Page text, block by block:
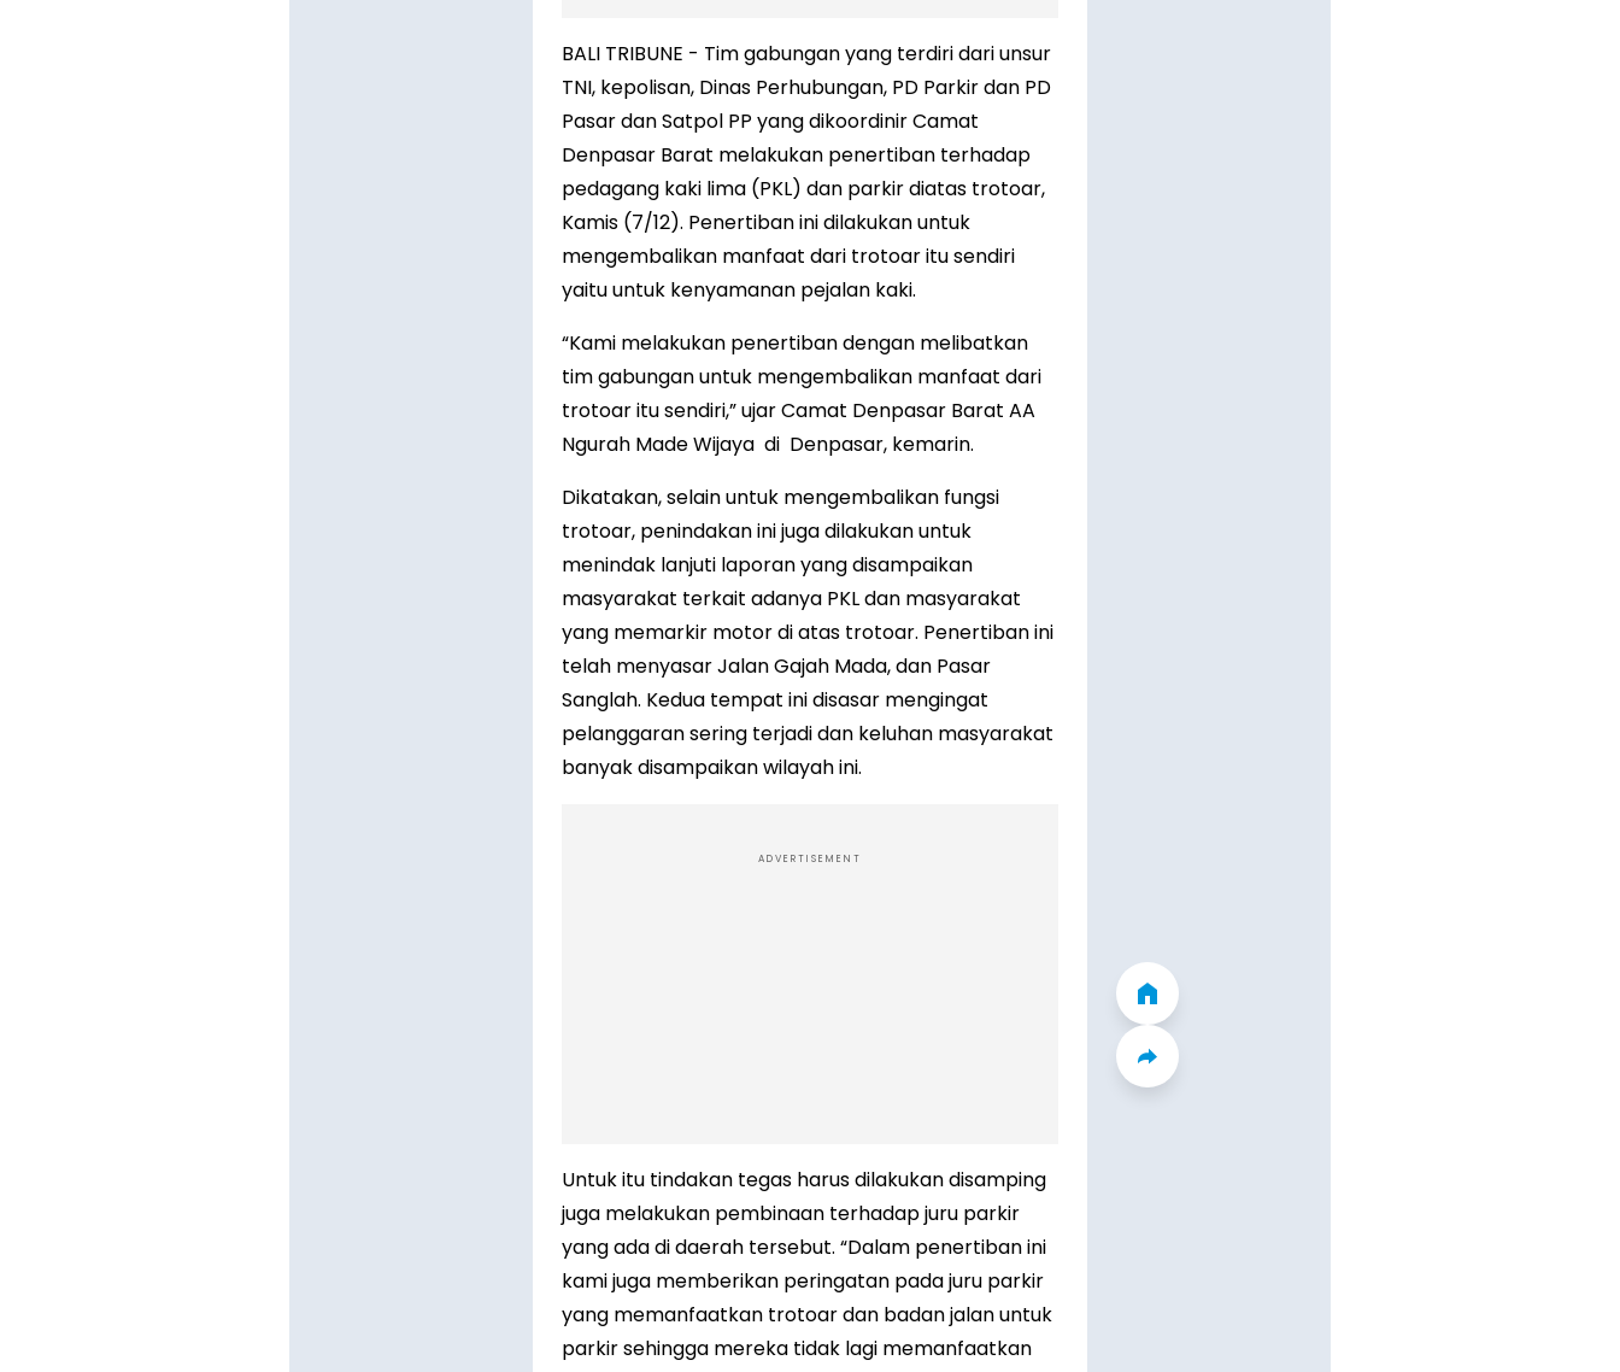
BALI TRIBUNE - Tim gabungan yang terdiri dari unsur
TNI, kepolisan, Dinas Perhubungan, PD Parkir dan PD
Pasar dan Satpol PP yang dikoordinir Camat
Denpasar Barat melakukan penertiban terhadap
pedagang kaki lima (PKL) dan parkir diatas trotoar,
Kamis (7/12). Penertiban ini dilakukan untuk
mengembalikan manfaat dari trotoar itu sendiri
yaitu untuk kenyamanan pejalan kaki.
“Kami melakukan penertiban dengan melibatkan
tim gabungan untuk mengembalikan manfaat dari
trotoar itu sendiri,” ujar Camat Denpasar Barat AA
Ngurah Made Wijaya di Denpasar, kemarin.
Dikatakan, selain untuk mengembalikan fungsi
trotoar, penindakan ini juga dilakukan untuk
menindak lanjuti laporan yang disampaikan
masyarakat terkait adanya PKL dan masyarakat
yang memarkir motor di atas trotoar. Penertiban ini
telah menyasar Jalan Gajah Mada, dan Pasar
Sanglah. Kedua tempat ini disasar mengingat
pelanggaran sering terjadi dan keluhan masyarakat
banyak disampaikan wilayah ini.
ADVERTISEMENT
Untuk itu tindakan tegas harus dilakukan disamping
juga melakukan pembinaan terhadap juru parkir
yang ada di daerah tersebut. “Dalam penertiban ini
kami juga memberikan peringatan pada juru parkir
yang memanfaatkan trotoar dan badan jalan untuk
parkir sehingga mereka tidak lagi memanfaatkan